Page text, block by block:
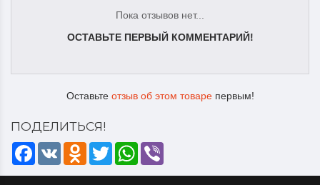
Пока отзывов нет...
ОСТАВЬТЕ ПЕРВЫЙ КОММЕНТАРИЙ!
Оставьте отзыв об этом товарепервым!
ПОДЕЛИТЬСЯ!
Facebook
VK Odnoklassniki
TwitterWhatsApp